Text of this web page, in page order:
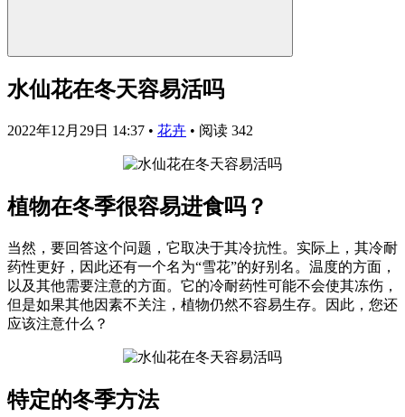
水仙花在冬天容易活吗
2022年12月29日 14:37 • 花卉 • 阅读 342
植物在冬季很容易进食吗？
当然，要回答这个问题，它取决于其冷抗性。实际上，其冷耐
药性更好，因此还有一个名为“雪花”的好别名。温度的方面，
以及其他需要注意的方面。它的冷耐药性可能不会使其冻伤，
但是如果其他因素不关注，植物仍然不容易生存。因此，您还
应该注意什么？
特定的冬季方法